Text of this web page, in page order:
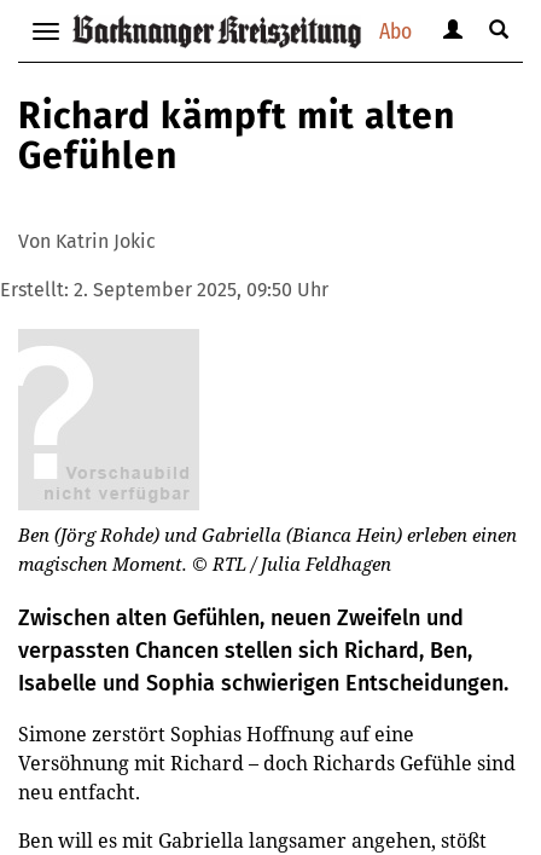
Abo
Navigation
anzeigen
bzw.
verbergen
anzeigen
verbergen
Suche
Richard kämpft mit alten
Gefühlen
Von Katrin Jokic
Erstellt: 2. September 2025, 09:50 Uhr
Ben (Jörg Rohde) und Gabriella (Bianca Hein) erleben einen
magischen Moment. © RTL / Julia Feldhagen
Zwischen alten Gefühlen, neuen Zweifeln und
verpassten Chancen stellen sich Richard, Ben,
Isabelle und Sophia schwierigen Entscheidungen.
Simone zerstört Sophias Hoffnung auf eine
Versöhnung mit Richard – doch Richards Gefühle sind
neu entfacht.
Ben will es mit Gabriella langsamer angehen, stößt